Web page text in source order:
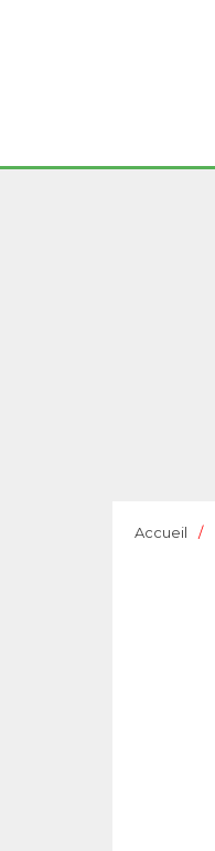
Accueil